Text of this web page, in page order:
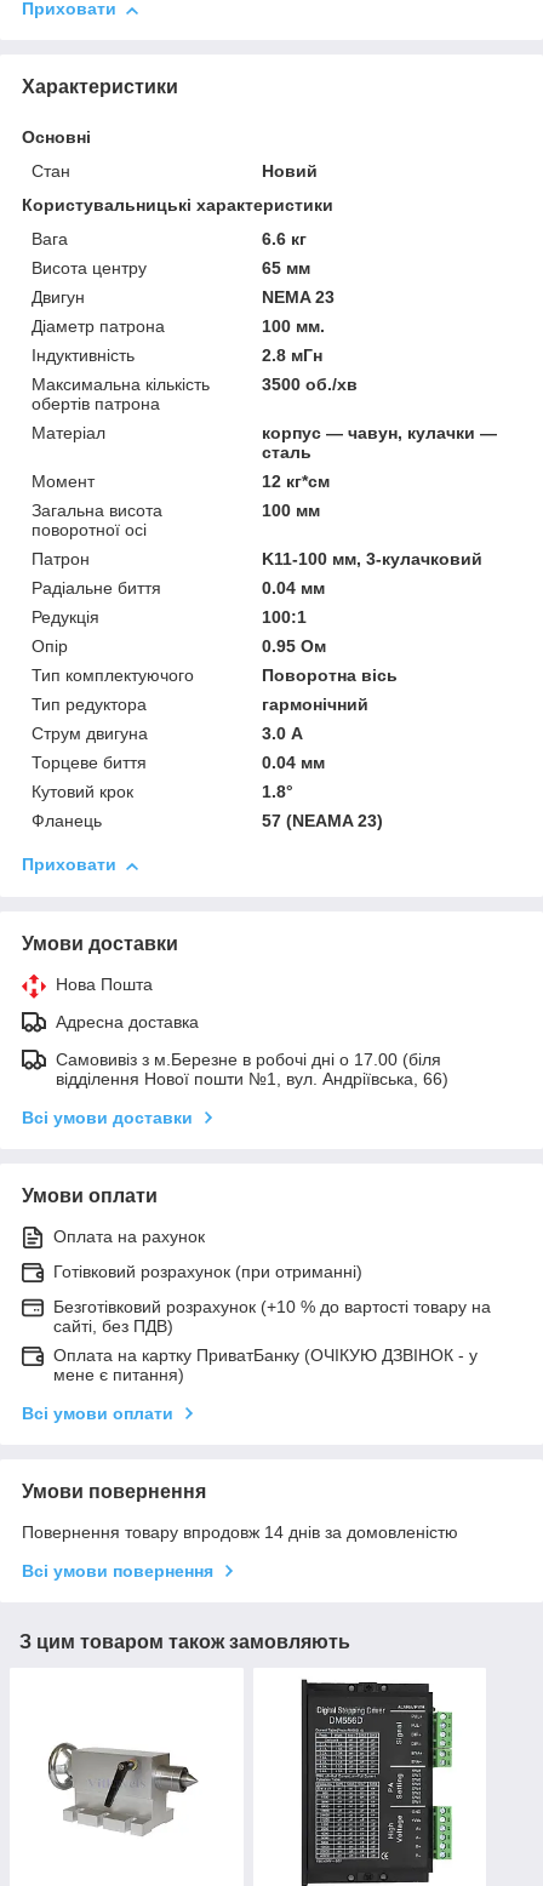
Приховати
Характеристики
Основні
Стан
Новий
Користувальницькі характеристики
Вага
6.6 кг
Висота центру
65 мм
Двигун
NEMA 23
Діаметр патрона
100 мм.
Індуктивність
2.8 мГн
Максимальна кількість
обертів патрона
3500 об./хв
Матеріал
корпус — чавун, кулачки —
сталь
Момент
12 кг*см
Загальна висота
поворотної осі
100 мм
Патрон
K11-100 мм, 3-кулачковий
Радіальне биття
0.04 мм
Редукція
100:1
Опір
0.95 Ом
Тип комплектуючого
Поворотна вісь
Тип редуктора
гармонічний
Струм двигуна
3.0 А
Торцеве биття
0.04 мм
Кутовий крок
1.8°
Фланець
57 (NEAMA 23)
Приховати
Умови доставки
Нова Пошта
Адресна доставка
Самовивіз з м.Березне в робочі дні о 17.00 (біля
відділення Нової пошти №1, вул. Андріївська, 66)
Всі умови доставки
Умови оплати
Оплата на рахунок
Готівковий розрахунок (при отриманні)
Безготівковий розрахунок (+10 % до вартості товару на
сайті, без ПДВ)
Оплата на картку ПриватБанку (ОЧІКУЮ ДЗВІНОК - у
мене є питання)
Всі умови оплати
Умови повернення
Повернення товару впродовж 14 днів за домовленістю
Всі умови повернення
З цим товаром також замовляють